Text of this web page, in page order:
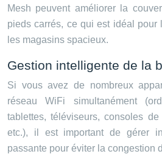
Mesh peuvent améliorer la
pieds carrés, ce qui est idéal pour
les magasins spacieux.
Gestion intelligente de la
Si vous avez de nombreux
réseau WiFi simultanément
tablettes, téléviseurs, consoles
etc.), il est important de gérer
passante pour éviter la congestion